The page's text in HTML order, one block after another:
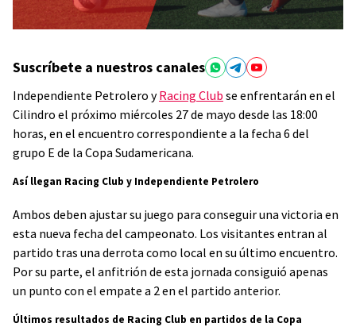
Suscríbete a nuestros canales
Independiente Petrolero yRacing Club se enfrentarán en el
Cilindro el próximo miércoles 27 de mayo desde las 18:00
horas, en el encuentro correspondiente a la fecha 6 del
grupo E de la Copa Sudamericana.
Así llegan Racing Club y Independiente Petrolero
Ambos deben ajustar su juego para conseguir una victoria en
esta nueva fecha del campeonato. Los visitantes entran al
partido tras una derrota como local en su último encuentro.
Por su parte, el anfitrión de esta jornada consiguió apenas
un punto con el empate a 2 en el partido anterior.
Últimos resultados de Racing Club en partidos de la Copa